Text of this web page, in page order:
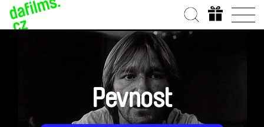
Pevnost